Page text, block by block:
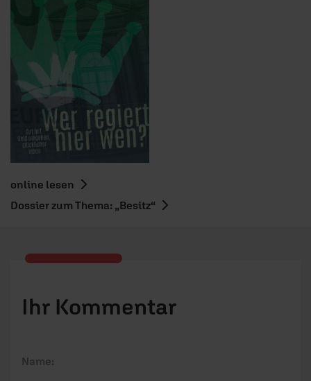
online lesen
Dossier zum Thema: „Besitz“
Ihr Kommentar
Name: